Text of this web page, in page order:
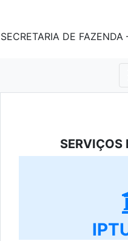
SECRETARIA DE FAZENDA
SERVIÇOS